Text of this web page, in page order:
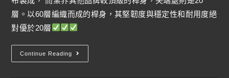
層。以60層編織而成的桿身，其堅韌度與穩定性和耐用度絕
對優於20層
Continue Reading